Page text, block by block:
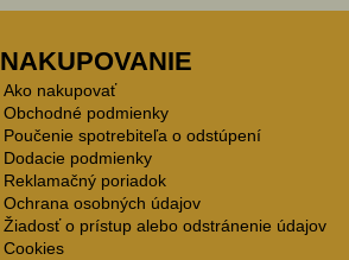
NAKUPOVANIE
Ako nakupovať
Obchodné podmienky
Poučenie spotrebiteľa o odstúpení
Dodacie podmienky
Reklamačný poriadok
Ochrana osobných údajov
Žiadosť o prístup alebo odstránenie údajov
Cookies